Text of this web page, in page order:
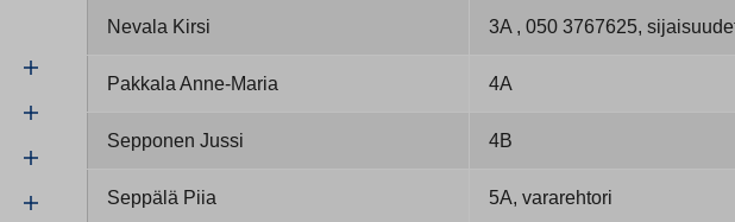
Nevala Kirsi 3A , 050 3767625,
Pakkala Anne-Maria 4A
Sepponen Jussi 4B
Seppälä Piia 5A, vararehtori